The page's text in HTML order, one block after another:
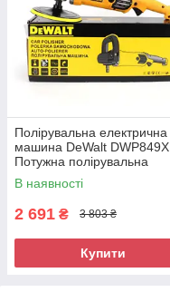
Полірувальна електрична
машина DeWalt DWP849X
Потужна полірувальна
машина
В наявності
2 691 ₴ 3 803 ₴
Купити